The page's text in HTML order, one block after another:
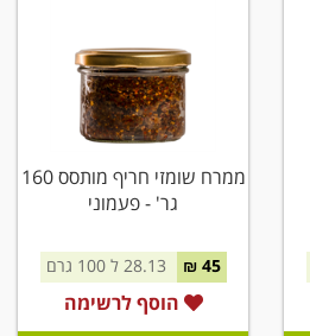
ממרח שומזי חריף מותסס 160
גר' - פעמוני
45 ₪
הוסף לרשימה